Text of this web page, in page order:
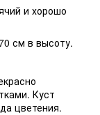
и хорошо
см в высоту.
Куст
цветения.